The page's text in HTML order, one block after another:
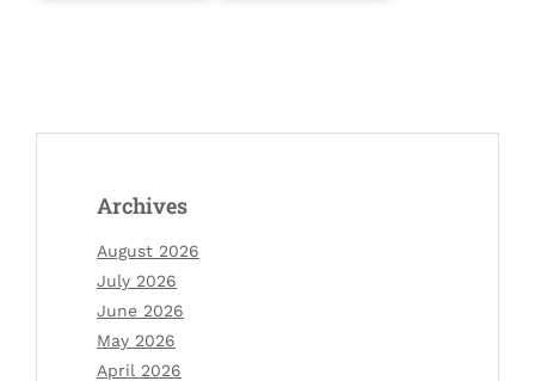
Archives
August 2026
July 2026
June 2026
May 2026
April 2026